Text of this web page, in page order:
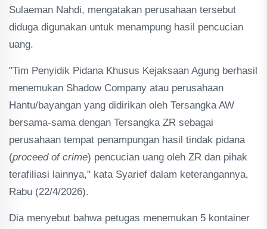
Sulaeman Nahdi, mengatakan perusahaan tersebut
diduga digunakan untuk menampung hasil pencucian
uang.
"Tim Penyidik Pidana Khusus Kejaksaan Agung berhasil
menemukan Shadow Company atau perusahaan
Hantu/bayangan yang didirikan oleh Tersangka AW
bersama-sama dengan Tersangka ZR sebagai
perusahaan tempat penampungan hasil tindak pidana
(proceed of crime) pencucian uang oleh ZR dan pihak
terafiliasi lainnya," kata Syarief dalam keterangannya,
Rabu (22/4/2026).
Dia menyebut bahwa petugas menemukan 5 kontainer